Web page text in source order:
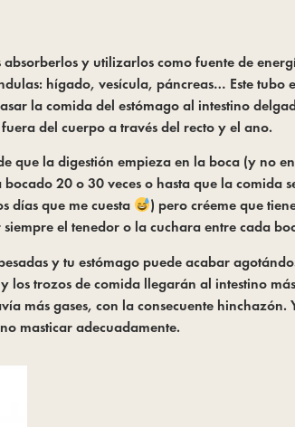
y utilizarlos como fuente de
hígado, vesícula, páncreas… Este tubo
la comida del estómago al intestino
del cuerpo a través del recto y el ano.
que la digestión empieza en la boca (y no
20 o 30 veces o hasta que la comida
días que me cuesta
) pero créeme que
el tenedor o la cuchara entre cada
y tu estómago puede acabar
trozos de comida llegarán al intestino
más gases, con la consecuente hinchazón.
masticar adecuadamente.